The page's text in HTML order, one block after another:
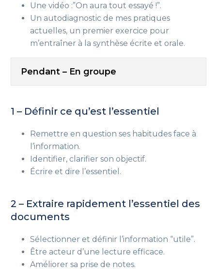
Une vidéo :”On aura tout essayé !”.
Un autodiagnostic de mes pratiques
actuelles, un premier exercice pour
m’entraîner à la synthèse écrite et orale.
Pendant – En groupe
1 – Définir ce qu’est l’essentiel
Remettre en question ses habitudes face à
l’information.
Identifier, clarifier son objectif.
Écrire et dire l’essentiel.
2 – Extraire rapidement l’essentiel des
documents
Sélectionner et définir l’information “utile”.
Être acteur d’une lecture efficace.
Améliorer sa prise de notes.